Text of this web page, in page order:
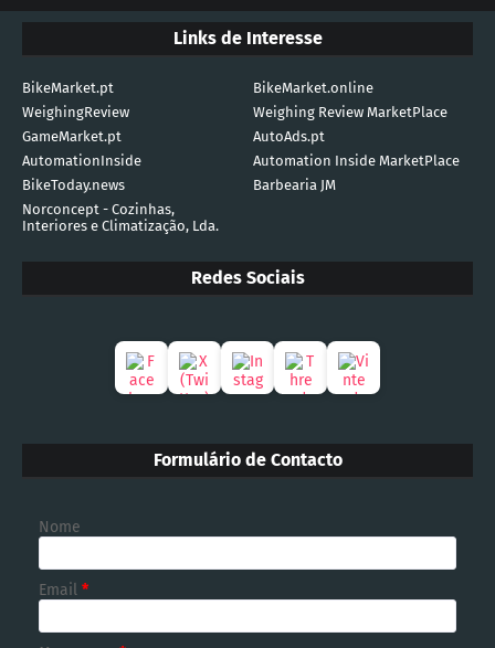
Links de Interesse
BikeMarket.pt
BikeMarket.online
WeighingReview
Weighing Review MarketPlace
GameMarket.pt
AutoAds.pt
AutomationInside
Automation Inside MarketPlace
BikeToday.news
Barbearia JM
Norconcept - Cozinhas,
Interiores e Climatização, Lda.
Redes Sociais
Formulário de Contacto
Nome
Email *